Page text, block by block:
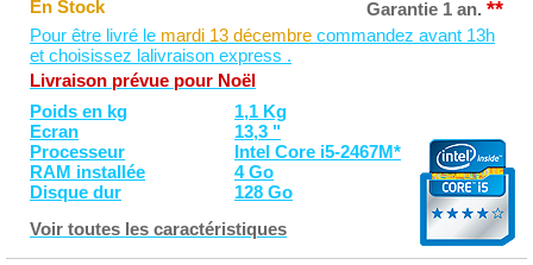
En Stock Garantie 1 an. **
Pour être livré le mardi 13 décembre commandez avant 13h
et choisissez lalivraison express .
Livraison prévue pour Noël
Poids en kg
1,1 Kg
Ecran
13,3 "
Processeur
Intel Core i5-2467M*
RAM installée
4 Go
Disque dur
128 Go
Voir toutes les caractéristiques